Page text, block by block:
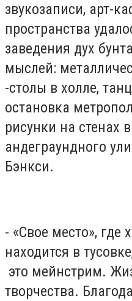
звукозаписи, арт-
пространства
заведения дух
мыслей:
-столы в холле,
остановка
рисунки на стенах
андеграундного
Бэнкси.
- «Свое место», где
находится в
это мейнстрим.
творчества.